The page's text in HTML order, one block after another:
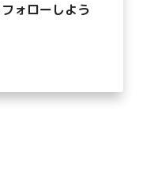
ォローしよう